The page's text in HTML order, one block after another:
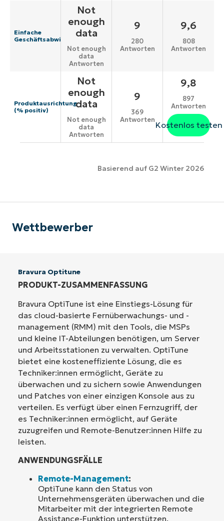
Einfache
Geschäftsabwicklung
Not
enough
data
Not enough
data
Antworten
9
280
Antworten
9,6
808
Antworten
Produktausrichtung
(% positiv)
Not
enough
data
Not enough
data
Antworten
9
369
Antworten
9,8
897
Antworten
Kostenlos testen
Basierend auf G2 Winter 2026
Wettbewerber
Bravura Optitune
PRODUKT-ZUSAMMENFASSUNG
Bravura OptiTune ist eine Einstiegs-Lösung für
das cloud-basierte Fernüberwachungs- und -
management (RMM) mit den Tools, die MSPs
und kleine IT-Abteilungen benötigen, um Server
und Arbeitsstationen zu verwalten. OptiTune
bietet eine kosteneffiziente Lösung, die es
Techniker:innen ermöglicht, Geräte zu
überwachen und zu sichern sowie Anwendungen
und Patches von einer einzigen Konsole aus zu
verteilen. Es verfügt über einen Fernzugriff, der
es Techniker:innen ermöglicht, auf Geräte
zuzugreifen und Remote-Benutzer:innen Hilfe zu
leisten.
ANWENDUNGSFÄLLE
Remote-Management:
OptiTune kann den Status von
Unternehmensgeräten überwachen und die
Mitarbeiter mit der integrierten Remote
Assistance-Funktion unterstützen.